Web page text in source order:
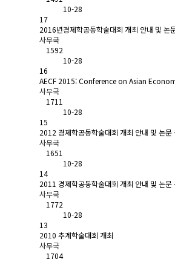
10-28
17
2016년경제학공동학술대회 개최 안내 및 논
사무국
1592
10-28
16
AECF 2015: Conference on Asian
사무국
1711
10-28
15
2012 경제학공동학술대회 개최 안내 및 논문
사무국
1651
10-28
14
2011 경제학공동학술대회 개최 안내 및 논문
사무국
1772
10-28
13
2010 추계학술대회 개최
사무국
1704